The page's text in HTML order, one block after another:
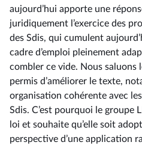
aujourd’hui apporte une
juridiquement l’exercice des
des Sdis, qui cumulent
cadre d’emploi pleinement
combler ce vide. Nous saluons
permis d’améliorer le texte,
organisation cohérente avec
Sdis. C’est pourquoi le groupe
loi et souhaite qu’elle soit
perspective d’une application